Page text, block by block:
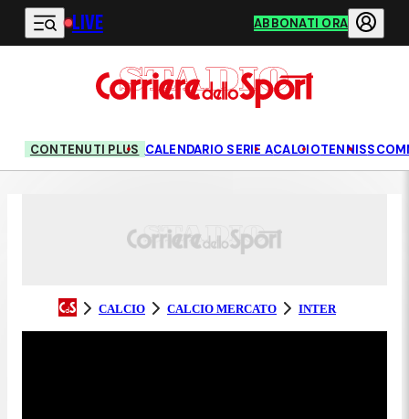
Vai al contenuto principale
LIVE ABBONATI ORA
CONTENUTI PLUS CALENDARIO SERIE ACALCIOTENNIS
CALCIO CALCIO MERCATO INTER